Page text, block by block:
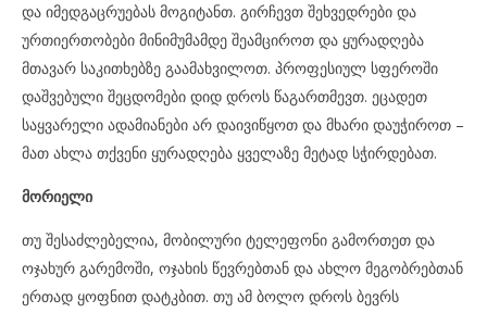
და იმედგაცრუებას მოგიტანთ. გირჩევთ შეხვედრები და
ურთიერთობები მინიმუმამდე შეამციროთ და ყურადღება
მთავარ საკითხებზე გაამახვილოთ. პროფესიულ სფეროში
დაშვებული შეცდომები დიდ დროს წაგართმევთ. ეცადეთ
საყვარელი ადამიანები არ დაივიწყოთ და მხარი დაუჭიროთ –
მათ ახლა თქვენი ყურადღება ყველაზე მეტად სჭირდებათ.
მორიელი
თუ შესაძლებელია, მობილური ტელეფონი გამორთეთ და
ოჯახურ გარემოში, ოჯახის წევრებთან და ახლო მეგობრებთან
ერთად ყოფნით დატკბით. თუ ამ ბოლო დროს ბევრს